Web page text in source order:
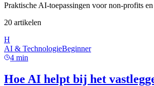
Praktische AI-toepassingen voor non-profits
20 artikelen
H
AI & TechnologieBeginner
4 min
Hoe AI helpt bij het